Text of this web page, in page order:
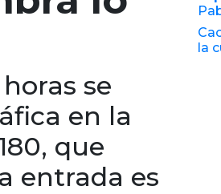
se
en la
que
entrada es
la